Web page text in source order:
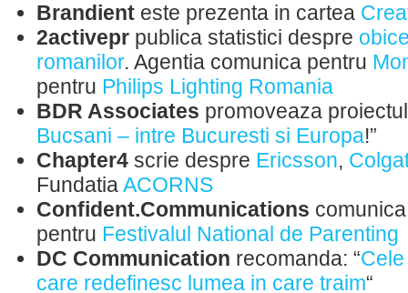
Brandient este prezenta in cartea
2activepr publica statistici despre
romanilor. Agentia comunica pentru
pentru Philips Lighting Romania
BDR Associates promoveaza
Bucsani – intre Bucuresti si Europa!”
Chapter4 scrie despre Ericsson,
FundatiaACORNS
Confident.Communications
pentru Festivalul National de Parenting
DC Communication recomanda: “
care redefinesc lumea in care traim“